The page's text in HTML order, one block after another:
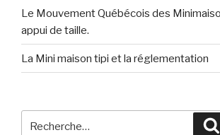
Le Mouvement Québécois des
appui de taille.
La Mini maison tipi et la réglementation